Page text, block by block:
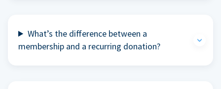
What’s the difference between a
membership and a recurring donation?